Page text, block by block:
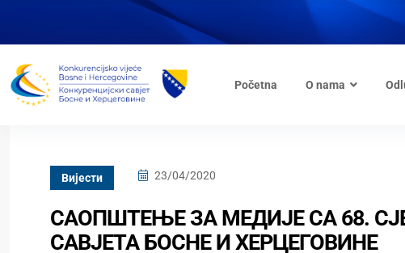
Početna O nama
Вијести 23/04/2020
САОПШТЕЊЕ ЗА МЕДИЈЕ СА 68.
САВЈЕТА БОСНЕ И ХЕРЦЕГОВИНЕ